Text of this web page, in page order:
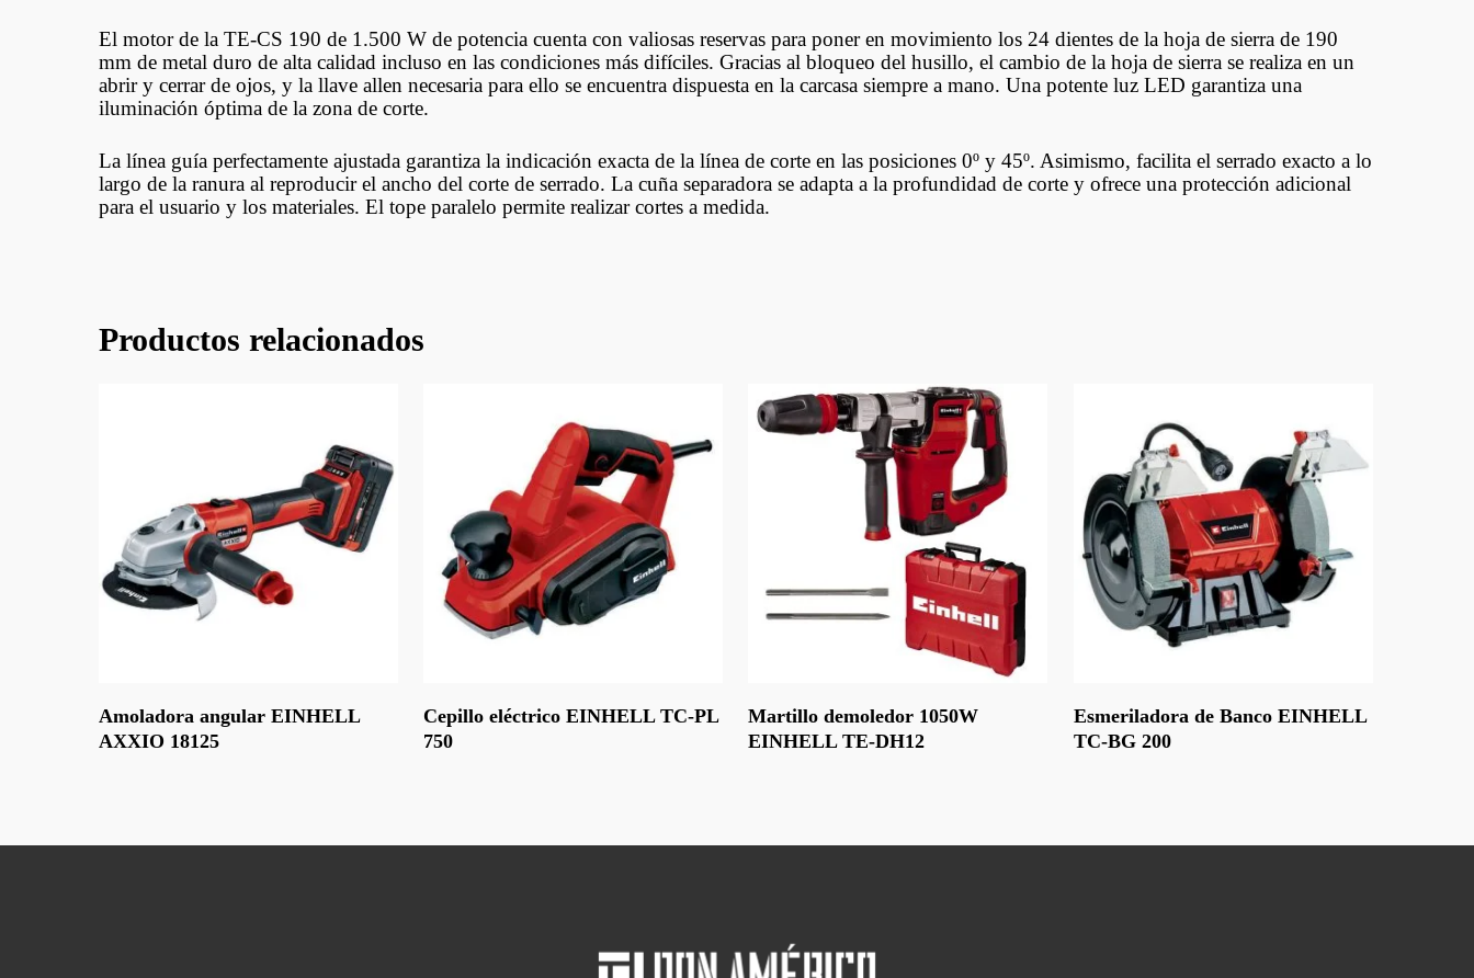
El motor de la TE-CS 190 de 1.500 W de potencia cuenta con valiosas reservas para poner en movimiento los 24 dientes de la hoja de sierra de 190
mm de metal duro de alta calidad incluso en las condiciones más difíciles. Gracias al bloqueo del husillo, el cambio de la hoja de sierra se realiza en un
abrir y cerrar de ojos, y la llave allen necesaria para ello se encuentra dispuesta en la carcasa siempre a mano. Una potente luz LED garantiza una
iluminación óptima de la zona de corte.
La línea guía perfectamente ajustada garantiza la indicación exacta de la línea de corte en las posiciones 0º y 45º. Asimismo, facilita el serrado exacto a lo
largo de la ranura al reproducir el ancho del corte de serrado. La cuña separadora se adapta a la profundidad de corte y ofrece una protección adicional
para el usuario y los materiales. El tope paralelo permite realizar cortes a medida.
Productos relacionados
Amoladora angular EINHELL
AXXIO 18125
Leer Más
Cepillo eléctrico EINHELL TC-PL
750
Leer Más
Martillo demoledor 1050W
EINHELL TE-DH12
Leer Más
Esmeriladora de Banco EINHELL
TC-BG 200